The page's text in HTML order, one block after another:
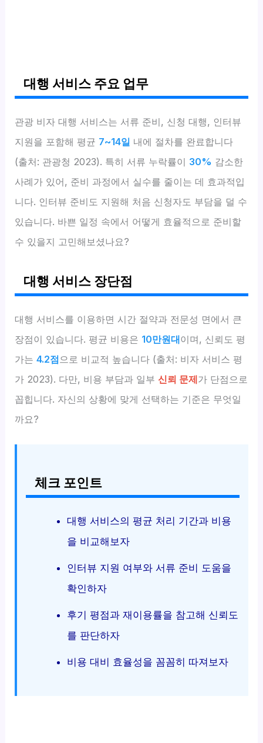
대행 서비스 주요 업무
관광 비자 대행 서비스는 서류 준비, 신청 대행, 인터뷰
지원을 포함해 평균 7~14일 내에 절차를 완료합니다
(출처: 관광청 2023). 특히 서류 누락률이 30% 감소한
사례가 있어, 준비 과정에서 실수를 줄이는 데 효과적입
니다. 인터뷰 준비도 지원해 처음 신청자도 부담을 덜 수
있습니다. 바쁜 일정 속에서 어떻게 효율적으로 준비할
수 있을지 고민해보셨나요?
대행 서비스 장단점
대행 서비스를 이용하면 시간 절약과 전문성 면에서 큰
장점이 있습니다. 평균 비용은 10만원대이며, 신뢰도 평
가는4.2점으로 비교적 높습니다 (출처: 비자 서비스 평
가 2023). 다만, 비용 부담과 일부신뢰 문제가 단점으로
꼽힙니다. 자신의 상황에 맞게 선택하는 기준은 무엇일
까요?
체크 포인트
대행 서비스의 평균 처리 기간과 비용
을 비교해보자
인터뷰 지원 여부와 서류 준비 도움을
확인하자
후기 평점과 재이용률을 참고해 신뢰도
를 판단하자
비용 대비 효율성을 꼼꼼히 따져보자